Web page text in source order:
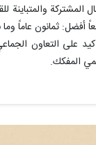
المشتركة والمتباينة
ثمانون عاماً
على التعاون
المفكك.